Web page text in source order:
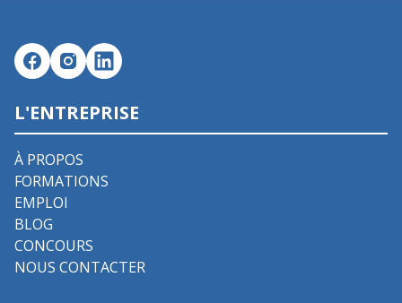
L'ENTREPRISE
À PROPOS
FORMATIONS
EMPLOI
BLOG
CONCOURS
NOUS CONTACTER